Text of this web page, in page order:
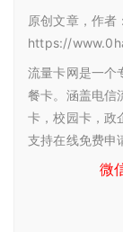
原创文章，作者
https://
流量卡网是一个
餐卡。涵盖电信
卡，校园卡，政
支持在线免费申
微